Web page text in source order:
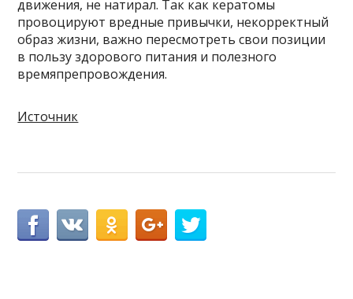
движения, не натирал. Так как кератомы
провоцируют вредные привычки, некорректный
образ жизни, важно пересмотреть свои позиции
в пользу здорового питания и полезного
времяпрепровождения.
Источник